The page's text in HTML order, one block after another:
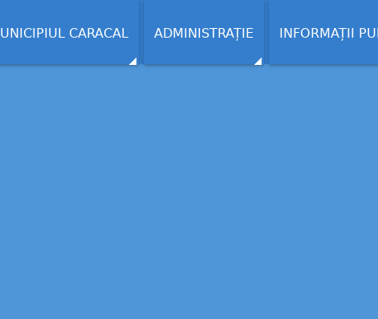
CARACAL ADMINISTRAȚIE INFORMAȚII